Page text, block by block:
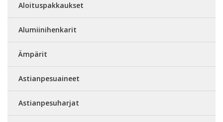
Aloituspakkaukset
Alumiinihenkarit
Ämpärit
Astianpesuaineet
Astianpesuharjat